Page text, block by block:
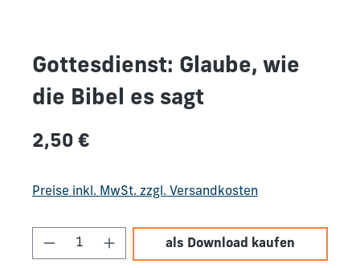
Gottesdienst: Glaube, wie
die Bibel es sagt
Regulärer Preis:
2,50 €
Preise inkl. MwSt. zzgl. Versandkosten
Produkt Anzahl: Gib den gewünschten
als Download kaufen